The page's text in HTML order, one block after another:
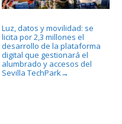
Luz, datos y movilidad: se
licita por 2,3 millones el
desarrollo de la plataforma
digital que gestionará el
alumbrado y accesos del
Sevilla TechPark→